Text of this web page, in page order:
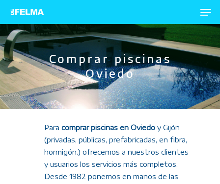
Hit enter to search or ESC to close
Comprar piscinas
Oviedo
Para comprar piscinas en Oviedoy Gijón
(privadas, públicas, prefabricadas, en fibra,
hormigón.) ofrecemos a nuestros clientes
y usuarios los servicios más completos.
Desde 1982 ponemos en manos de las